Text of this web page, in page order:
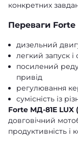
конкретних
Переваги Forte
дизельний
легкий запуск
посилений
привід
регулювання
сумісність із
Forte МД-81E LUX
довговічний
продуктивність і